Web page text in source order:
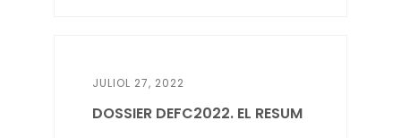
JULIOL 27, 2022
DOSSIER DEFC2022. EL RESUM